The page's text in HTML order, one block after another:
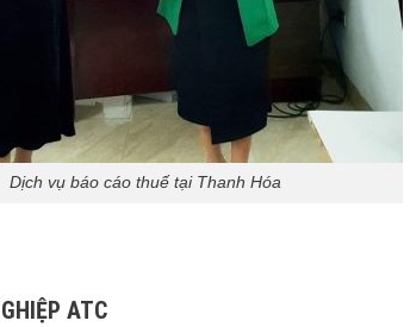
Dịch vụ báo cáo thuế tại Thanh Hóa
ATC